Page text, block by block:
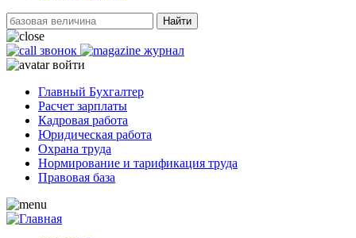
Найти
звонок
журнал
войти
Главный Бухгалтер
Расчет зарплаты
Кадровая работа
Юридическая работа
Охрана труда
Нормирование и тарификация труда
Правовая база